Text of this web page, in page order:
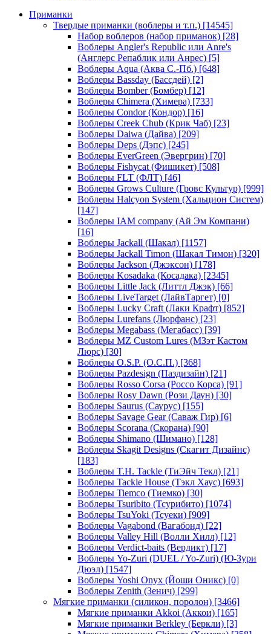
Приманки
Твердые приманки (воблеры и т.п.) [14545]
Набор воблеров (набор приманок) [28]
Воблеры Angler's Republic или Anre's
(Англерс Репаблик или Анрес) [5]
Воблеры Aqua (Аква С.-Пб.) [648]
Воблеры Bassday (Бассдей) [2]
Воблеры Bomber (Бомбер) [12]
Воблеры Chimera (Химера) [733]
Воблеры Condor (Кондор) [16]
Воблеры Creek Chub (Крик Чаб) [23]
Воблеры Daiwa (Дайва) [209]
Воблеры Deps (Дэпс) [245]
Воблеры EverGreen (Эвергрин) [70]
Воблеры Fishycat (Фишикет) [508]
Воблеры FLT (ФЛТ) [46]
Воблеры Grows Culture (Гровс Культур) [999]
Воблеры Halcyon System (Хальцион Систем)
[147]
Воблеры IAM company (Ай Эм Компани)
[16]
Воблеры Jackall (Шакал) [1157]
Воблеры Jackall Timon (Шакал Тимон) [320]
Воблеры Jackson (Джэксон) [178]
Воблеры Kosadaka (Косадака) [2345]
Воблеры Little Jack (Литтл Джэк) [66]
Воблеры LiveTarget (ЛайвТаргет) [0]
Воблеры Lucky Craft (Лаки Крафт) [852]
Воблеры Lurefans (Люрфанс) [23]
Воблеры Megabass (Мегабасс) [39]
Воблеры MZ Custom Lures (МЗэт Кастом
Люрс) [30]
Воблеры O.S.P. (О.С.П.) [368]
Воблеры Pazdesign (Паздизайн) [21]
Воблеры Rosso Corsa (Россо Корса) [91]
Воблеры Rosy Dawn (Рози Даун) [30]
Воблеры Saurus (Саурус) [155]
Воблеры Savage Gear (Саваж Гир) [6]
Воблеры Scorana (Скорана) [90]
Воблеры Shimano (Шимано) [128]
Воблеры Skagit Designs (Скагит Дизайнс)
[183]
Воблеры T.H. Tackle (ТиЭйч Текл) [21]
Воблеры Tackle House (Тэкл Хаус) [693]
Воблеры Tiemco (Тиемко) [30]
Воблеры Tsuribito (Тсурибито) [1074]
Воблеры TsuYoki (Тсуеки) [909]
Воблеры Vagabond (Вагабонд) [22]
Воблеры Valley Hill (Волли Хилл) [12]
Воблеры Verdict-baits (Вердикт) [17]
Воблеры Yo-Zuri (DUEL / Yo-Zuri) (Ю-Зури
Дюэл) [1547]
Воблеры Yoshi Onyx (Йоши Оникс) [0]
Воблеры Zenith (Зенич) [299]
Мягкие приманки (силикон, поролон) [3466]
Мягкие приманки Akkoi (Аккои) [165]
Мягкие приманки Berkley (Беркли) [3]